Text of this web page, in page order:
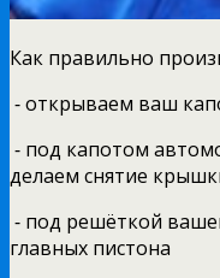
Как правильно
⁃ открываем ваш
⁃ под капотом
делаем снятие
⁃ под решёткой
главных пистона